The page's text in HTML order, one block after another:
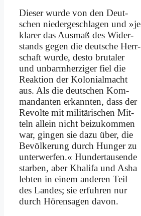
Die­ser wur­de von den Deut­
schen nie­der­ge­schla­gen und »je
kla­rer das Aus­maß des Wi­der­
stands ge­gen die deut­sche Herr­
schaft wur­de, de­sto bru­ta­ler
und un­barm­her­zi­ger fiel die
Re­ak­ti­on der Ko­lo­ni­al­macht
aus. Als die deut­schen Kom­
man­dan­ten er­kann­ten, dass der
Re­vol­te mit mi­li­tä­ri­schen Mit­
teln al­lein nicht bei­zu­kom­men
war, gin­gen sie da­zu über, die
Be­völ­ke­rung durch Hun­ger zu
un­ter­wer­fen.« Hun­der­tau­sen­de
star­ben, aber Kha­li­fa und Asha
leb­ten in ei­nem an­de­ren Teil
des Lan­des; sie er­fuh­ren nur
durch Hö­ren­sa­gen da­von.